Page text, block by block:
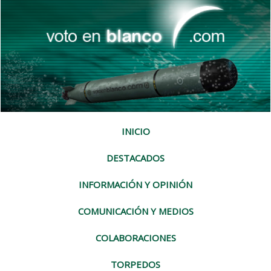
INICIO
DESTACADOS
INFORMACIÓN Y OPINIÓN
COMUNICACIÓN Y MEDIOS
COLABORACIONES
TORPEDOS